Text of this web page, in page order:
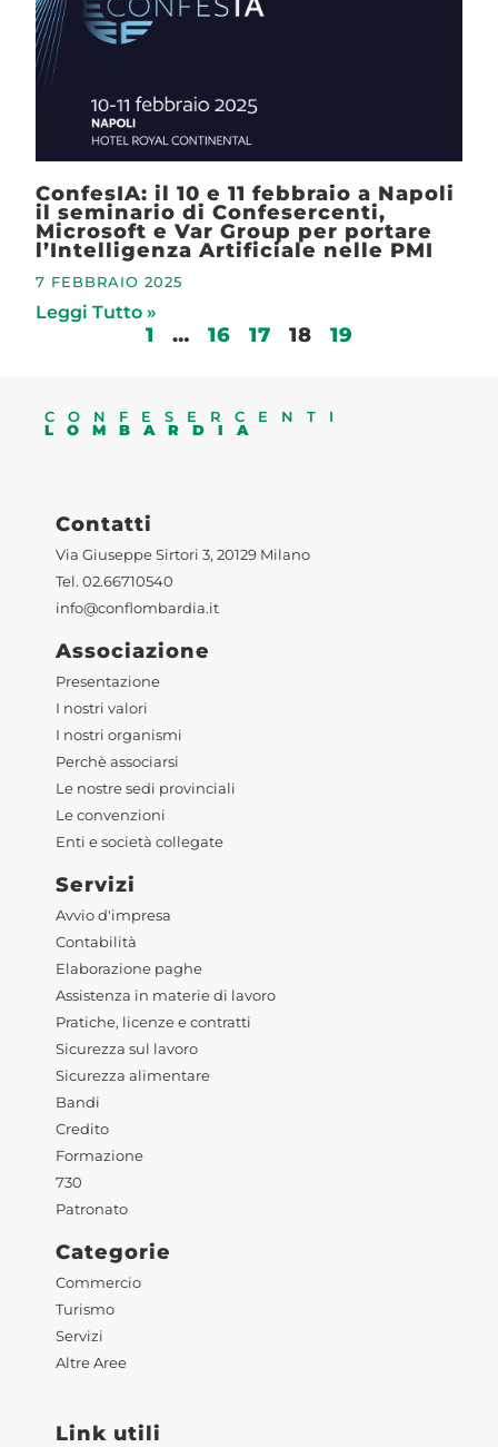
ConfesIA: il 10 e 11 febbraio a Napoli
il seminario di Confesercenti,
Microsoft e Var Group per portare
l’Intelligenza Artificiale nelle PMI
7 FEBBRAIO 2025
Leggi Tutto »
1 … 16 17 18 19
CONFESERCENTI
LOMBARDIA
Contatti
Via Giuseppe Sirtori 3, 20129 Milano
Tel. 02.66710540
info@conflombardia.it
Associazione
Presentazione
I nostri valori
I nostri organismi
Perchè associarsi
Le nostre sedi provinciali
Le convenzioni
Enti e società collegate
Servizi
Avvio d'impresa
Contabilità
Elaborazione paghe
Assistenza in materie di lavoro
Pratiche, licenze e contratti
Sicurezza sul lavoro
Sicurezza alimentare
Bandi
Credito
Formazione
730
Patronato
Categorie
Commercio
Turismo
Servizi
Altre Aree
Link utili